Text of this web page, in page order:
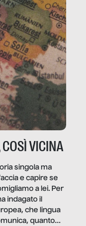
VICINA
singola ma
e capire se
a lei. Per
indagato il
che lingua
quanto